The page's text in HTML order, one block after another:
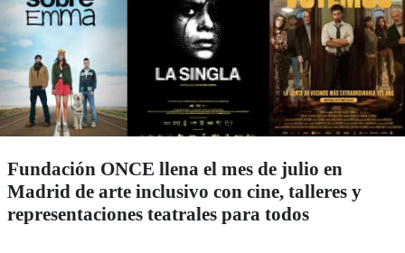
Fundación ONCE llena el mes de julio en
Madrid de arte inclusivo con cine, talleres y
representaciones teatrales para todos